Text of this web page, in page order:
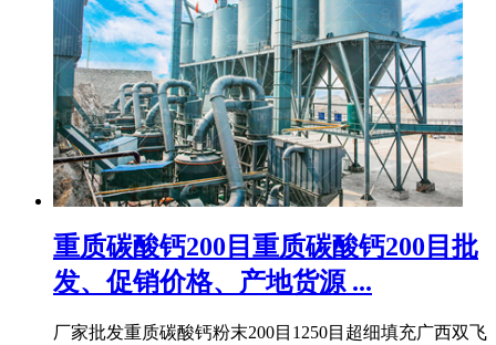
重质碳酸钙200目重质碳酸钙200目批
发、促销价格、产地货源 ...
厂家批发重质碳酸钙粉末200目1250目超细填充广西双飞